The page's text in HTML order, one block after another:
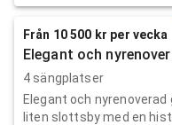
Från 10 500 kr per vecka
Elegant och
4 sängplatser
Elegant och
liten slottsby med en